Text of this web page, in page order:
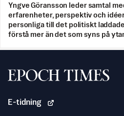
Yngve Göransson leder samtal
erfarenheter, perspektiv och
personliga till det politiskt
förstå mer än det som syns på
Svenska Epoch Times
E-tidning